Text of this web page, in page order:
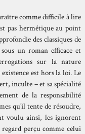
comme difficile à lire
pas hermétique au point
des classiques de
un roman efficace et
sur la nature
est hors la loi. Le
inculte – et sa spécialité
de la responsabilité
qu’il tente de résoudre,
voulu ainsi, les ignorent
perçu comme celui